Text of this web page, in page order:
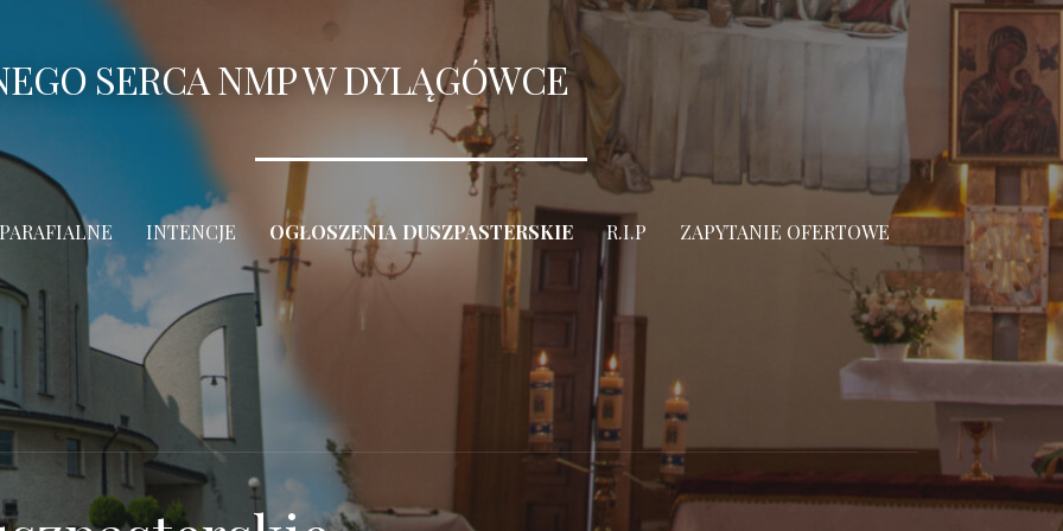
SERCA NMP W DYLĄGÓWCE
INTENCJE OGŁOSZENIA DUSZPASTERSKIE R.I.P ZAPYTANIE OFERTOWE